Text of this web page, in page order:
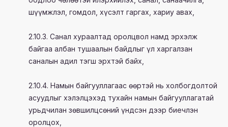
шүүмжлэл, гомдол, хүсэлт гаргах, хариу авах,
2.10.3. Санал хураалтад оролцвол намд эрхэлж
байгаа албан тушаалын байдлыг үл харгалзан
саналын адил тэгш эрхтэй байх,
2.10.4. Намын байгууллагаас өөртэй нь холбогдолтой
асуудлыг хэлэлцэхэд тухайн намын байгууллагатай
урьдчилан зөвшилцсөний үндсэн дээр биечлэн
оролцох,